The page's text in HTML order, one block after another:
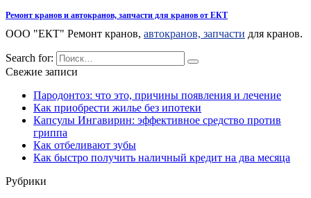
Ремонт кранов и автокранов, запчасти для кранов от ЕКТ
ООО "ЕКТ" Ремонт кранов, автокранов, запчасти для кранов.
Search for:
Свежие записи
Пародонтоз: что это, причины появления и лечение
Как приобрести жилье без ипотеки
Капсулы Ингавирин: эффективное средство против
гриппа
Как отбеливают зубы
Как быстро получить наличный кредит на два месяца
Рубрики